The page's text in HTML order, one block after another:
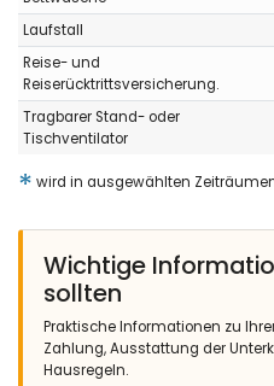
Laufstall
Reise- und
Reiserücktrittsversicherung.
Tragbarer Stand- oder
Tischventilator
* wird in ausgewählten
Wichtige
sollten
Praktische Informationen zu
Zahlung, Ausstattung der
Hausregeln.